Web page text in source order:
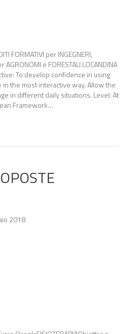
FORMATIVI per INGEGNERI,
AGRONOMI e FORESTALI LOCANDINA
To develop confidence in using
in the most interactive way. Allow the
in different daily situations. Level: At
Framework…
2018